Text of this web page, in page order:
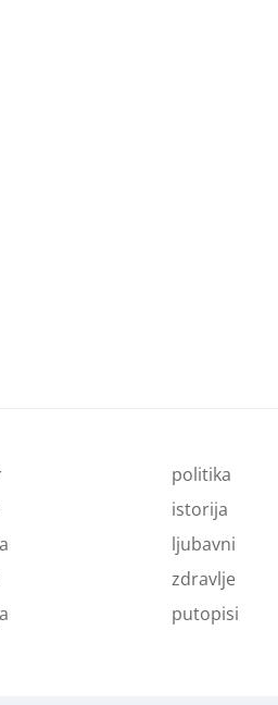
politika
istorija
ljubavni
zdravlje
putopisi